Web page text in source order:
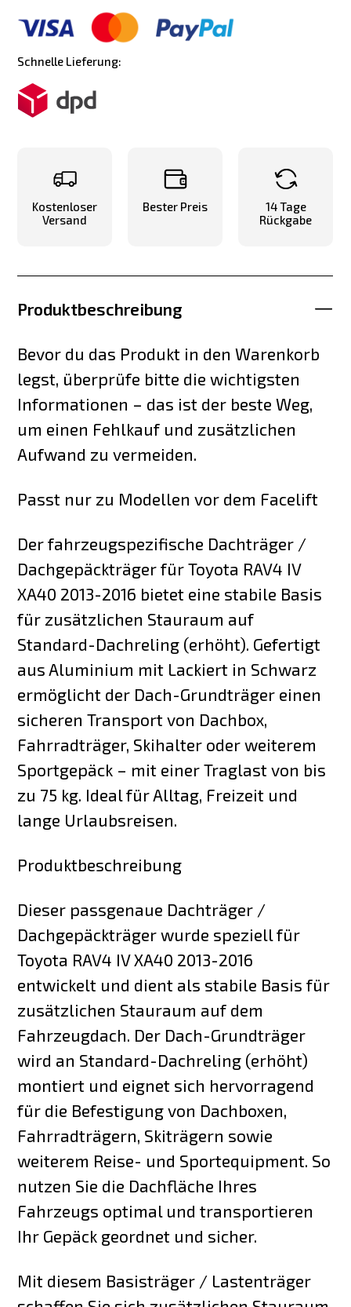
Schnelle Lieferung:
Kostenloser
Versand
Bester Preis
14 Tage
Rückgabe
Produktbeschreibung
Bevor du das Produkt in den Warenkorb
legst, überprüfe bitte die wichtigsten
Informationen – das ist der beste Weg,
um einen Fehlkauf und zusätzlichen
Aufwand zu vermeiden.
Passt nur zu Modellen vor dem Facelift
Der fahrzeugspezifische Dachträger /
Dachgepäckträger für Toyota RAV4 IV
XA40 2013-2016 bietet eine stabile Basis
für zusätzlichen Stauraum auf
Standard-Dachreling (erhöht). Gefertigt
aus Aluminium mit Lackiert in Schwarz
ermöglicht der Dach-Grundträger einen
sicheren Transport von Dachbox,
Fahrradträger, Skihalter oder weiterem
Sportgepäck – mit einer Traglast von bis
zu 75 kg. Ideal für Alltag, Freizeit und
lange Urlaubsreisen.
Produktbeschreibung
Dieser passgenaue Dachträger /
Dachgepäckträger wurde speziell für
Toyota RAV4 IV XA40 2013-2016
entwickelt und dient als stabile Basis für
zusätzlichen Stauraum auf dem
Fahrzeugdach. Der Dach-Grundträger
wird an Standard-Dachreling (erhöht)
montiert und eignet sich hervorragend
für die Befestigung von Dachboxen,
Fahrradträgern, Skiträgern sowie
weiterem Reise- und Sportequipment. So
nutzen Sie die Dachfläche Ihres
Fahrzeugs optimal und transportieren
Ihr Gepäck geordnet und sicher.
Mit diesem Basisträger / Lastenträger